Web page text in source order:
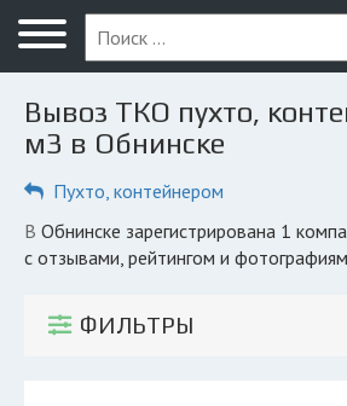
Меню
Главная
Вопрос юристу
Компании
Экоблог
Вывоз ТКО пухто,
м3 в Обнинске
Пухто, контейнером
в Обнинске зарегистрирована 1 компания по вывозу ТКО
с отзывами, рейтингом и
ФИЛЬТРЫ